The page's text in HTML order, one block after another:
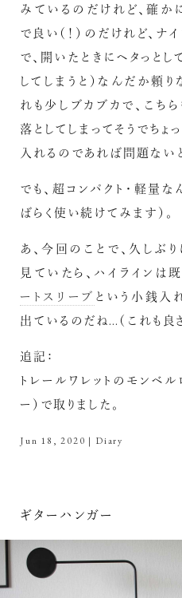
みているのだけれど、確か
で良い（！）のだけれど、ナ
で、開いたときにヘタっとし
してしまうと）なんだか頼
れも少しブカブカで、こち
落としてしまってそうでちょ
入れるのであれば問題ないと
でも、超コンパクト・軽量な
ばらく使い続けてみます）。
あ、今回のことで、久しぶ
見ていたら、ハイラインは
ートスリーブ という小銭入
出ているのだね…（これも良さ
追記：
トレールワレットのモンベル
ー）で取りました。
Jun 18, 2020 | Diary
ギターハンガー